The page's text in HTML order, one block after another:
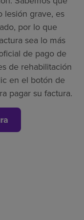
lesión grave, es
por lo que
sea lo más
de pago de
de rehabilitación
en el botón de
pagar su factura.